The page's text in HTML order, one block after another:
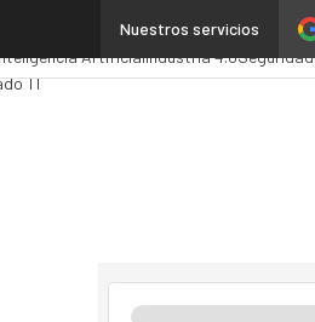
Nuestros servicios
Administración Pública
ArtificialIndustria 4.0Seguridad
TI